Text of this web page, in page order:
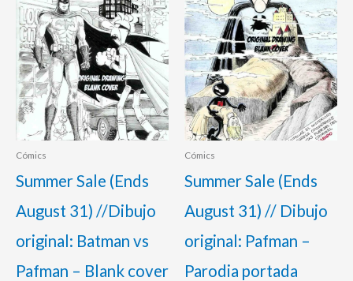
Cómics
Summer Sale (Ends
August 31) //Dibujo
original: Batman vs
Pafman – Blank cover
Cómics
Summer Sale (Ends
August 31) // Dibujo
original: Pafman –
Parodia portada